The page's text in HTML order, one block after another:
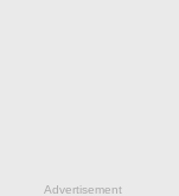
Advertisement